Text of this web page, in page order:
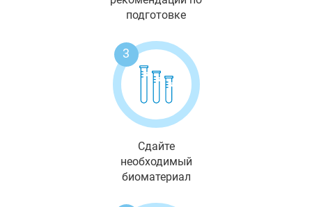
подготовке
3
Сдайте
необходимый
биоматериал